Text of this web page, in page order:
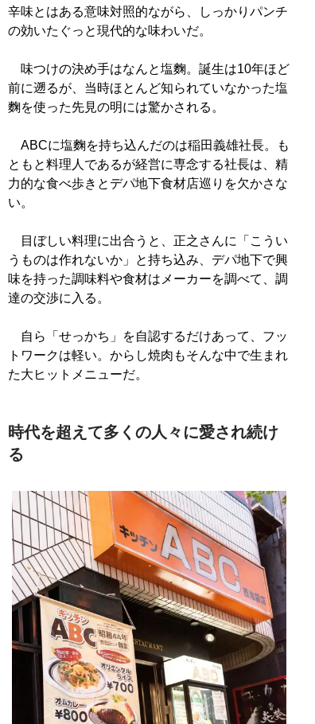
辛味とはある意味対照的ながら、しっかりパンチ
の効いたぐっと現代的な味わいだ。
味つけの決め手はなんと塩麴。誕生は10年ほど
前に遡るが、当時ほとんど知られていなかった塩
麴を使った先見の明には驚かされる。
ABCに塩麴を持ち込んだのは稲田義雄社長。も
ともと料理人であるが経営に専念する社長は、精
力的な食べ歩きとデパ地下食材店巡りを欠かさな
い。
目ぼしい料理に出合うと、正之さんに「こうい
うものは作れないか」と持ち込み、デパ地下で興
味を持った調味料や食材はメーカーを調べて、調
達の交渉に入る。
自ら「せっかち」を自認するだけあって、フッ
トワークは軽い。からし焼肉もそんな中で生まれ
た大ヒットメニューだ。
時代を超えて多くの人々に愛され続け
る